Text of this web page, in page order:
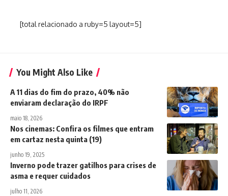
[total relacionado a ruby=5 layout=5]
You Might Also Like
A 11 dias do fim do prazo, 40% não
enviaram declaração do IRPF
maio 18, 2026
Nos cinemas: Confira os filmes que entram
em cartaz nesta quinta (19)
junho 19, 2025
Inverno pode trazer gatilhos para crises de
asma e requer cuidados
julho 11, 2026